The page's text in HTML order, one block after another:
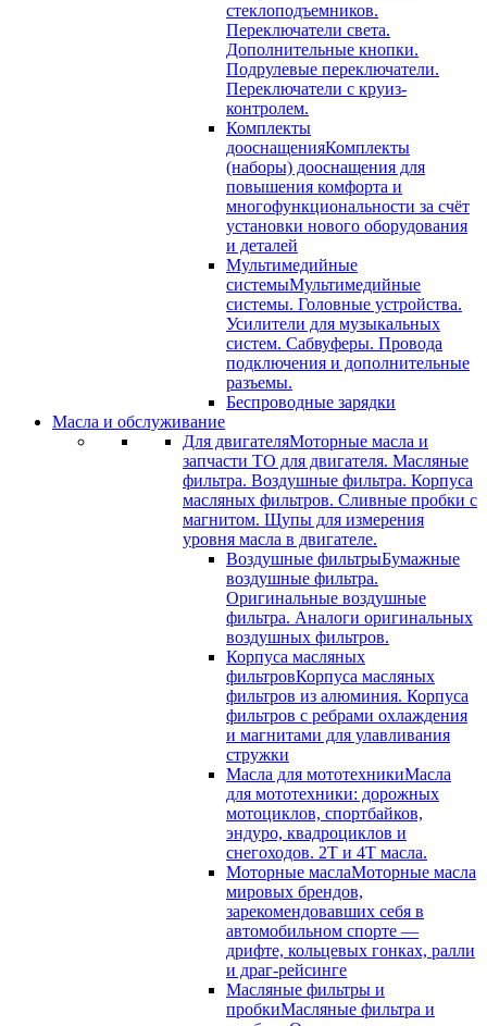
стеклоподъемников.
Переключатели света.
Дополнительные кнопки.
Подрулевые переключатели.
Переключатели с круиз-
контролем.
Комплекты
дооснащенияКомплекты
(наборы) дооснащения для
повышения комфорта и
многофункциональности за счёт
установки нового оборудования
и деталей
Мультимедийные
системыМультимедийные
системы. Головные устройства.
Усилители для музыкальных
систем. Сабвуферы. Провода
подключения и дополнительные
разъемы.
Беспроводные зарядки
Масла и обслуживание
Для двигателяМоторные масла и
запчасти ТО для двигателя. Масляные
фильтра. Воздушные фильтра. Корпуса
масляных фильтров. Сливные пробки с
магнитом. Щупы для измерения
уровня масла в двигателе.
Воздушные фильтрыБумажные
воздушные фильтра.
Оригинальные воздушные
фильтра. Аналоги оригинальных
воздушных фильтров.
Корпуса масляных
фильтровКорпуса масляных
фильтров из алюминия. Корпуса
фильтров с ребрами охлаждения
и магнитами для улавливания
стружки
Масла для мототехникиМасла
для мототехники: дорожных
мотоциклов, спортбайков,
эндуро, квадроциклов и
снегоходов. 2T и 4T масла.
Моторные маслаМоторные масла
мировых брендов,
зарекомендовавших себя в
автомобильном спорте —
дрифте, кольцевых гонках, ралли
и драг-рейсинге
Масляные фильтры и
пробкиМасляные фильтра и